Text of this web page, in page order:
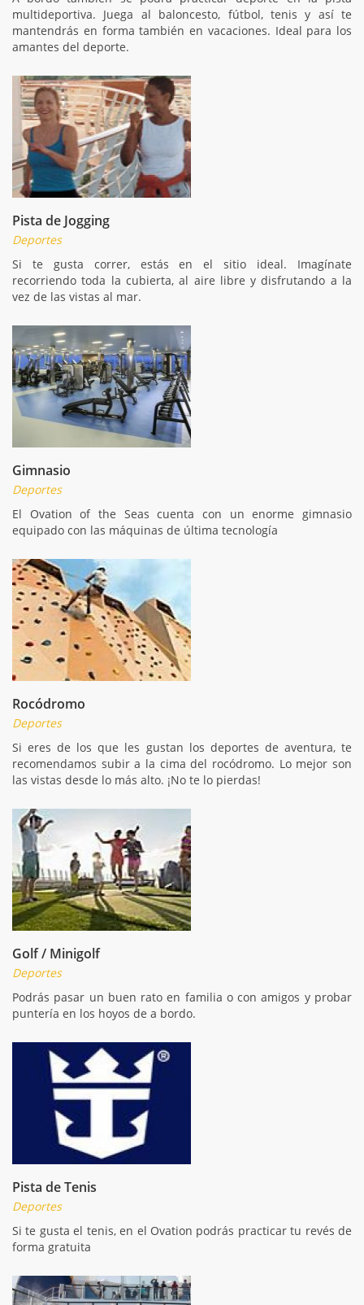
multideportiva. Juega al baloncesto, fútbol, tenis y así te
mantendrás en forma también en vacaciones. Ideal para los
amantes del deporte.
Pista de Jogging
Deportes
Si te gusta correr, estás en el sitio ideal. Imagínate
recorriendo toda la cubierta, al aire libre y disfrutando a la
vez de las vistas al mar.
Gimnasio
Deportes
El Ovation of the Seas cuenta con un enorme gimnasio
equipado con las máquinas de última tecnología
Rocódromo
Deportes
Si eres de los que les gustan los deportes de aventura, te
recomendamos subir a la cima del rocódromo. Lo mejor son
las vistas desde lo más alto. ¡No te lo pierdas!
Golf / Minigolf
Deportes
Podrás pasar un buen rato en familia o con amigos y probar
puntería en los hoyos de a bordo.
Pista de Tenis
Deportes
Si te gusta el tenis, en el Ovation podrás practicar tu revés de
forma gratuita